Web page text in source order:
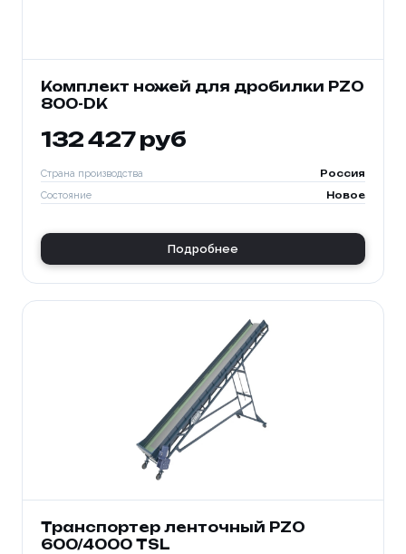
Комплект ножей для дробилки PZO
800-DK
132 427 руб
Страна производства Россия
Состояние Новое
Подробнее
Транспортер ленточный PZO
600/4000 TSL